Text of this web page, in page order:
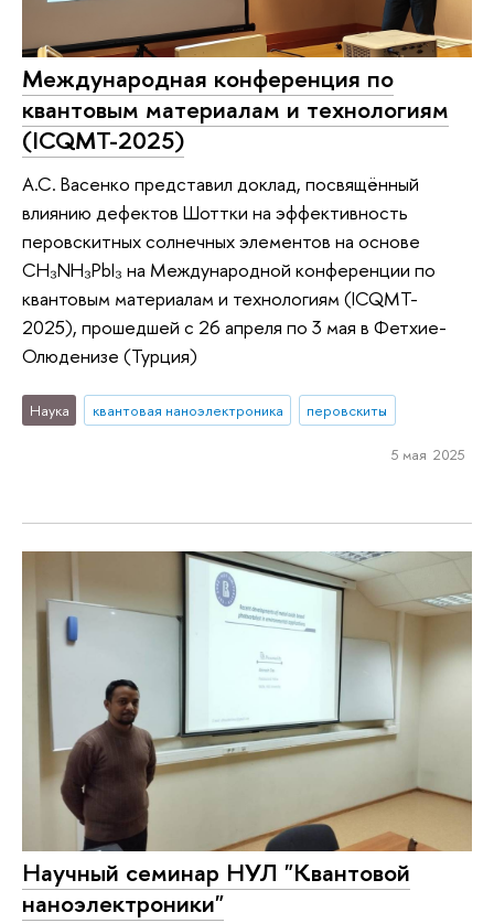
Международная конференция по
квантовым материалам и технологиям
(ICQMT-2025)
А.С. Васенко представил доклад, посвящённый
влиянию дефектов Шоттки на эффективность
перовскитных солнечных элементов на основе
CH₃NH₃PbI₃ на Международной конференции по
квантовым материалам и технологиям (ICQMT-
2025), прошедшей с 26 апреля по 3 мая в Фетхие-
Олюденизе (Турция)
Наука квантовая наноэлектроника перовскиты
5 мая 2025
Научный семинар НУЛ "Квантовой
наноэлектроники"